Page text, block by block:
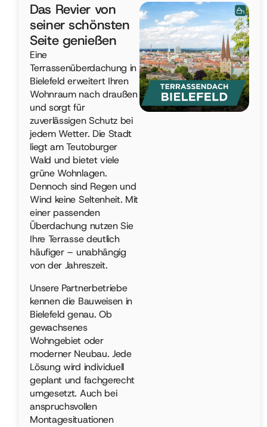
Das Revier von
seiner schönsten
Seite genießen
Eine
Terrassenüberdachung in
Bielefeld erweitert Ihren
Wohnraum nach draußen
und sorgt für
zuverlässigen Schutz bei
jedem Wetter. Die Stadt
liegt am Teutoburger
Wald und bietet viele
grüne Wohnlagen.
Dennoch sind Regen und
Wind keine Seltenheit. Mit
einer passenden
Überdachung nutzen Sie
Ihre Terrasse deutlich
häufiger – unabhängig
von der Jahreszeit.
Unsere Partnerbetriebe
kennen die Bauweisen in
Bielefeld genau. Ob
gewachsenes
Wohngebiet oder
moderner Neubau. Jede
Lösung wird individuell
geplant und fachgerecht
umgesetzt. Auch bei
anspruchsvollen
Montagesituationen